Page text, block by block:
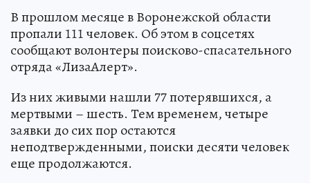
В прошлом месяце в Воронежской области
пропали 111 человек. Об этом в соцсетях
сообщают волонтеры поисково-спасательного
отряда «ЛизаАлерт».
Из них живыми нашли 77 потерявшихся, а
мертвыми – шесть. Тем временем, четыре
заявки до сих пор остаются
неподтвержденными, поиски десяти человек
еще продолжаются.